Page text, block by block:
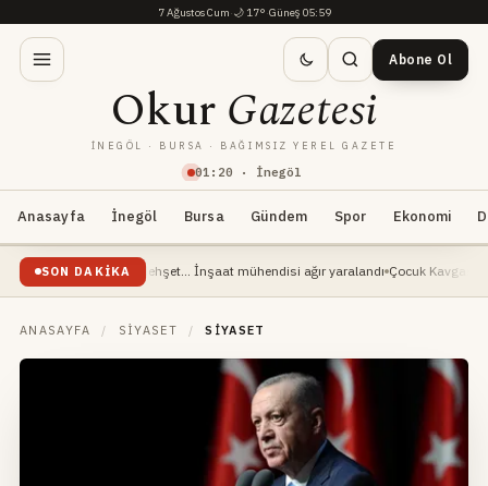
7 Ağustos Cum·🌙 17°·Güneş 05:59
01 : 20 · İnegöl
OkurGazetesi
İNEGÖL · BURSA · BAĞIMSIZ YEREL GAZETE
Abone Ol
Anasayfa İnegöl Bursa Gündem Spor Ekonomi
SON DAKIKA
OSB'de dehşet... İnşaat mühendisi ağır yaralandı Çocuk Kavgası Kanlı Bitti:
ANASAYFA / SIYASET / SIYASET